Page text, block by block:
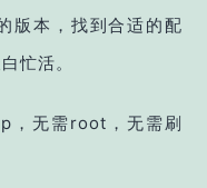
版本，找到合适的配
忙活。
，无需root，无需刷